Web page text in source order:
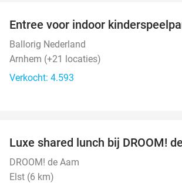
Entree voor indoor
Ballorig Nederland
Arnhem (+21 locaties)
Verkocht: 4.593
Luxe shared lunch bij DROOM!
DROOM! de Aam
Elst (6 km)